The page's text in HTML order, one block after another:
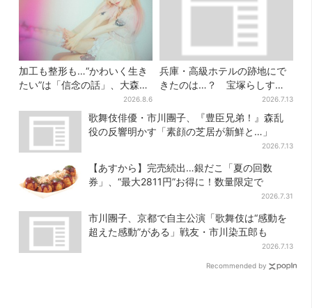
加工も整形も…“かわいく生き
たい”は「信念の話」、大森靖
2026.8.6
兵庫・高級ホテルの跡地にで
きたのは…？ 宝塚らしすぎ
る“豪華スーパー”を調査2026.7.13
歌舞伎俳優・市川團子、『豊臣兄弟！』森乱
役の反響明かす「素顔の芝居が新鮮と…」
2026.7.13
【あすから】完売続出…銀だこ「夏の回数
券」、“最大2811円”お得に！数量限定で
2026.7.31
市川團子、京都で自主公演「歌舞伎は“感動を
超えた感動”がある」戦友・市川染五郎も
2026.7.13
Recommended by